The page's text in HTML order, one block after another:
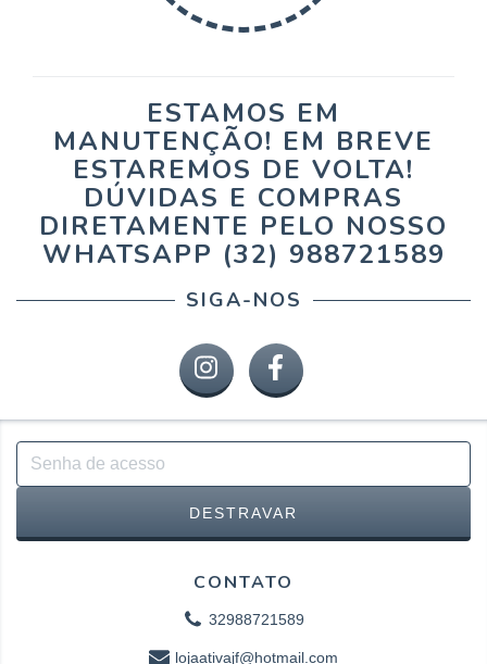
ESTAMOS EM
MANUTENÇÃO! EM BREVE
ESTAREMOS DE VOLTA!
DÚVIDAS E COMPRAS
DIRETAMENTE PELO NOSSO
WHATSAPP (32) 988721589
SIGA-NOS
CONTATO
32988721589
lojaativajf@hotmail.com